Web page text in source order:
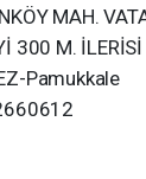
MAH.
300 M. İLERİSİ
Pamukkale